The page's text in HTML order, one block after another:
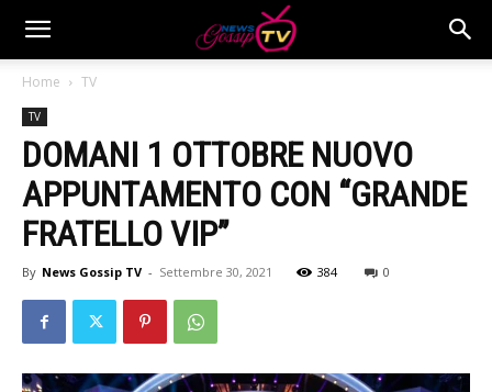
Home TV
TV
DOMANI 1 OTTOBRE NUOVO
APPUNTAMENTO CON “GRANDE
FRATELLO VIP”
By News Gossip TV - Settembre 30, 2021 384 0